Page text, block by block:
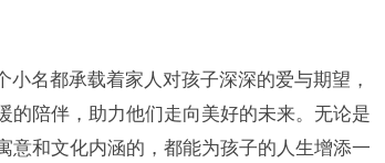
名都承载着家人对孩子深深的爱与期望，
的陪伴，助力他们走向美好的未来。无论是
意和文化内涵的，都能为孩子的人生增添一